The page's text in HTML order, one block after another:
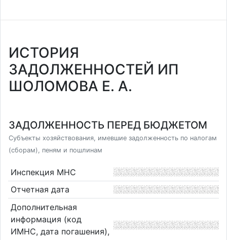
ИСТОРИЯ
ЗАДОЛЖЕННОСТЕЙ ИП
ШОЛОМОВА Е. А.
ЗАДОЛЖЕННОСТЬ ПЕРЕД БЮДЖЕТОМ
Субъекты хозяйствования, имевшие задолженность по налогам
(сборам), пеням и пошлинам
Инспекция МНС
Отчетная дата
Дополнительная
информация (код
ИМНС, дата погашения),